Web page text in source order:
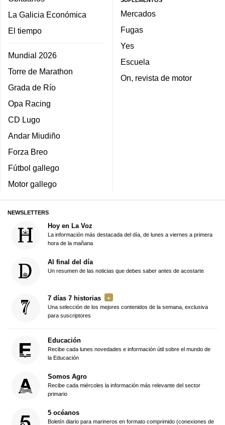
La Galicia Económica
El tiempo
Mundial 2026
Torre de Marathon
Grada de Río
Opa Racing
CD Lugo
Andar Miudiño
Forza Breo
Fútbol gallego
Motor gallego
Mercados
Fugas
Yes
Escuela
On, revista de motor
NEWSLETTERS
Hoy en La Voz
La información más destacada del día, de lunes a viernes a primera
hora de la mañana
Al final del día
Un resumen de las noticias que debes saber antes de acostarte
7 días 7 historias
Una selección de los mejores contenidos de la semana, exclusiva
para suscriptores
Educación
Recibe cada lunes novedades e información útil sobre el mundo de
la Educación
Somos Agro
Recibe cada miércoles la información más relevante del sector
primario
5 océanos
Boletín diario para marineros en formato comprimido (conexiones de